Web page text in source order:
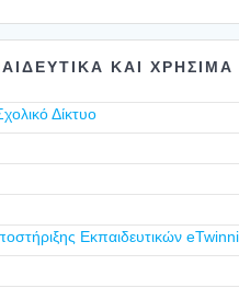
ΚΑΙ ΧΡΗΣΙΜΑ
Δίκτυο
Εκπαιδευτικών